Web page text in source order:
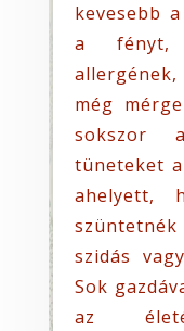
kevesebb
a fényt,
még
sokszor
tüneteket
ahelyett,
szidás
Sok
az